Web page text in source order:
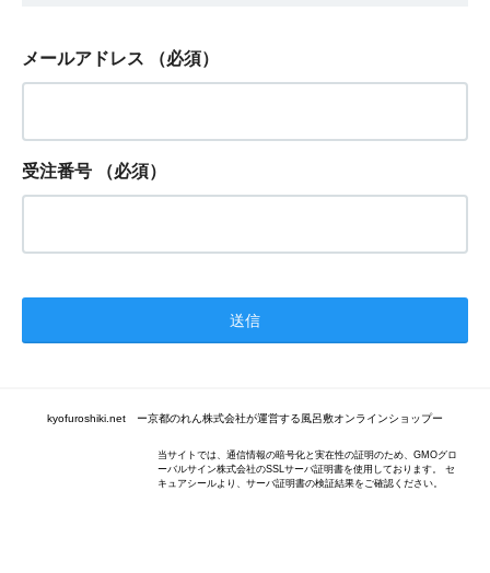
メールアドレス （必須）
受注番号 （必須）
kyofuroshiki.net ー京都のれん株式会社が運営する風呂敷オンラインショップー
当サイトでは、通信情報の暗号化と実在性の証明のため、GMOグロ
ーバルサイン株式会社のSSLサーバ証明書を使用しております。 セ
キュアシールより、サーバ証明書の検証結果をご確認ください。